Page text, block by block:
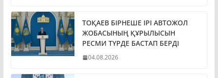
ТОҚАЕВ БІРНЕШЕ ІРІ АВТОЖОЛ
ЖОБАСЫНЫҢ ҚҰРЫЛЫСЫН
РЕСМИ ТҮРДЕ БАСТАП БЕРДІ
04.08.2026